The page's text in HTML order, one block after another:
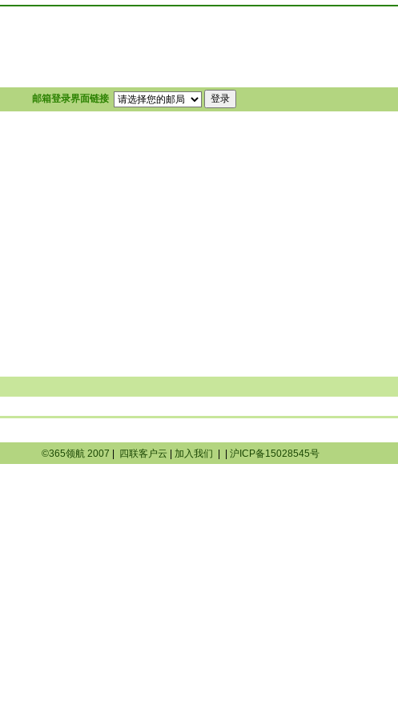
邮箱登录界面链接
©365领航 2007 四联客户云 加入我们 沪ICP备15028545号